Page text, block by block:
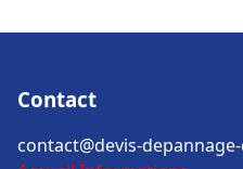
Contact
contact@devis-